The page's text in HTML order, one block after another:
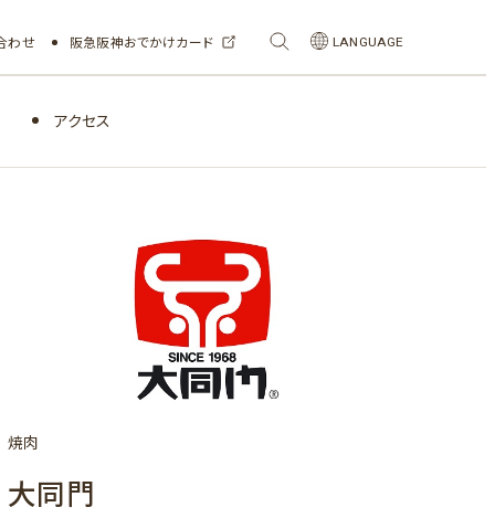
わせ 阪急阪神おでかけカード LANGUAGE
アクセス
焼肉
大同門